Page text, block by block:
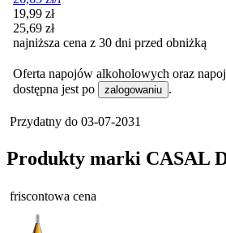
Cena promocyjna
19,99 zł
25,69 zł
najniższa cena z 30 dni przed obniżką
Oferta napojów alkoholowych oraz
dostępna jest po
zalogowaniu .
Przydatny do 03-07-2031
Produkty marki CASAL
friscontowa cena